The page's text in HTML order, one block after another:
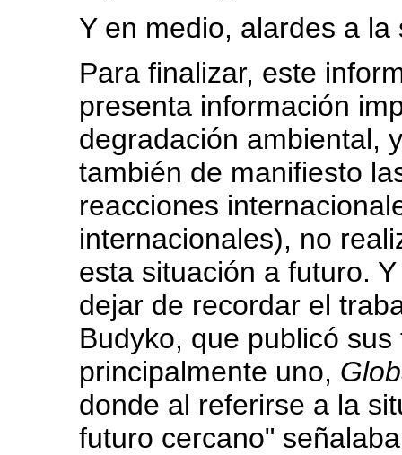
Y en medio, alardes a la
Para finalizar, este
presenta información
degradación ambiental,
también de manifiesto
reacciones
internacionales), no
esta situación a futuro.
dejar de recordar el
Budyko, que publicó
principalmente uno,
donde al referirse a la
futuro cercano"